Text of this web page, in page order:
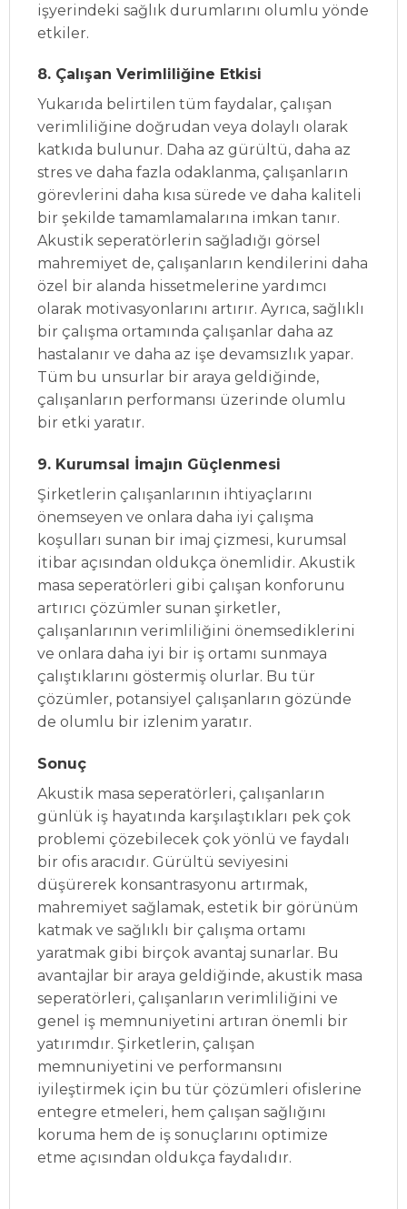
işyerindeki sağlık durumlarını olumlu yönde
etkiler.
8. Çalışan Verimliliğine Etkisi
Yukarıda belirtilen tüm faydalar, çalışan
verimliliğine doğrudan veya dolaylı olarak
katkıda bulunur. Daha az gürültü, daha az
stres ve daha fazla odaklanma, çalışanların
görevlerini daha kısa sürede ve daha kaliteli
bir şekilde tamamlamalarına imkan tanır.
Akustik seperatörlerin sağladığı görsel
mahremiyet de, çalışanların kendilerini daha
özel bir alanda hissetmelerine yardımcı
olarak motivasyonlarını artırır. Ayrıca, sağlıklı
bir çalışma ortamında çalışanlar daha az
hastalanır ve daha az işe devamsızlık yapar.
Tüm bu unsurlar bir araya geldiğinde,
çalışanların performansı üzerinde olumlu
bir etki yaratır.
9. Kurumsal İmajın Güçlenmesi
Şirketlerin çalışanlarının ihtiyaçlarını
önemseyen ve onlara daha iyi çalışma
koşulları sunan bir imaj çizmesi, kurumsal
itibar açısından oldukça önemlidir. Akustik
masa seperatörleri gibi çalışan konforunu
artırıcı çözümler sunan şirketler,
çalışanlarının verimliliğini önemsediklerini
ve onlara daha iyi bir iş ortamı sunmaya
çalıştıklarını göstermiş olurlar. Bu tür
çözümler, potansiyel çalışanların gözünde
de olumlu bir izlenim yaratır.
Sonuç
Akustik masa seperatörleri, çalışanların
günlük iş hayatında karşılaştıkları pek çok
problemi çözebilecek çok yönlü ve faydalı
bir ofis aracıdır. Gürültü seviyesini
düşürerek konsantrasyonu artırmak,
mahremiyet sağlamak, estetik bir görünüm
katmak ve sağlıklı bir çalışma ortamı
yaratmak gibi birçok avantaj sunarlar. Bu
avantajlar bir araya geldiğinde, akustik masa
seperatörleri, çalışanların verimliliğini ve
genel iş memnuniyetini artıran önemli bir
yatırımdır. Şirketlerin, çalışan
memnuniyetini ve performansını
iyileştirmek için bu tür çözümleri ofislerine
entegre etmeleri, hem çalışan sağlığını
koruma hem de iş sonuçlarını optimize
etme açısından oldukça faydalıdır.